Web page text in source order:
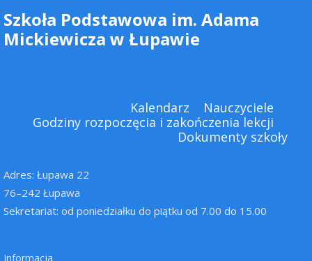
Szkoła Podstawowa im. Adama
Mickiewicza w Łupawie
Kalendarz
Nauczyciele
Godziny rozpoczęcia i zakończenia lekcji
Dokumenty szkoły
Adres: Łupawa 22
76–242 Łupawa
Sekretariat: od poniedziałku do piątku od 7.00 do 15.00
Informacja